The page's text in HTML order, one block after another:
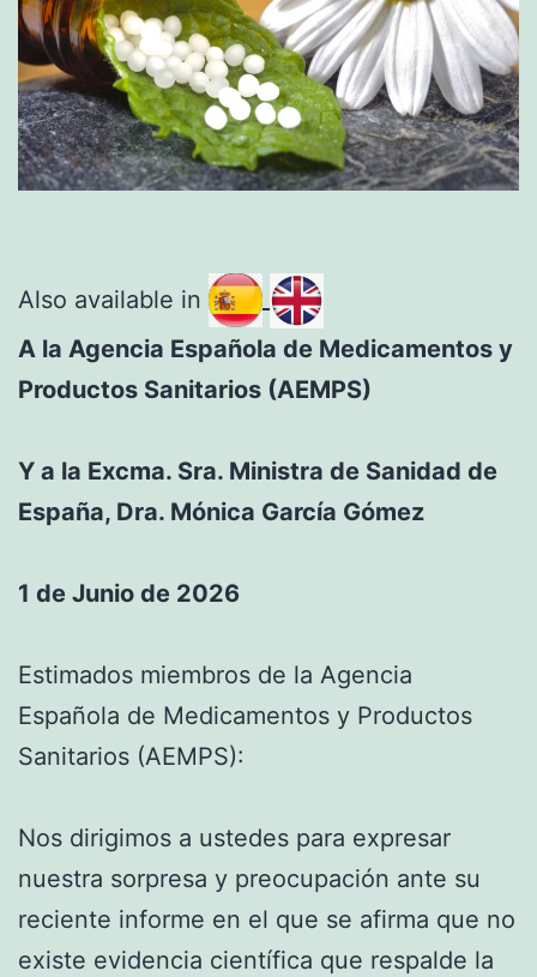
Also available in
A la Agencia Española de Medicamentos y
Productos Sanitarios (AEMPS)
Y a la Excma. Sra. Ministra de Sanidad de
España, Dra. Mónica García Gómez
1 de Junio de 2026
Estimados miembros de la Agencia
Española de Medicamentos y Productos
Sanitarios (AEMPS):
Nos dirigimos a ustedes para expresar
nuestra sorpresa y preocupación ante su
reciente informe en el que se afirma que no
existe evidencia científica que respalde la